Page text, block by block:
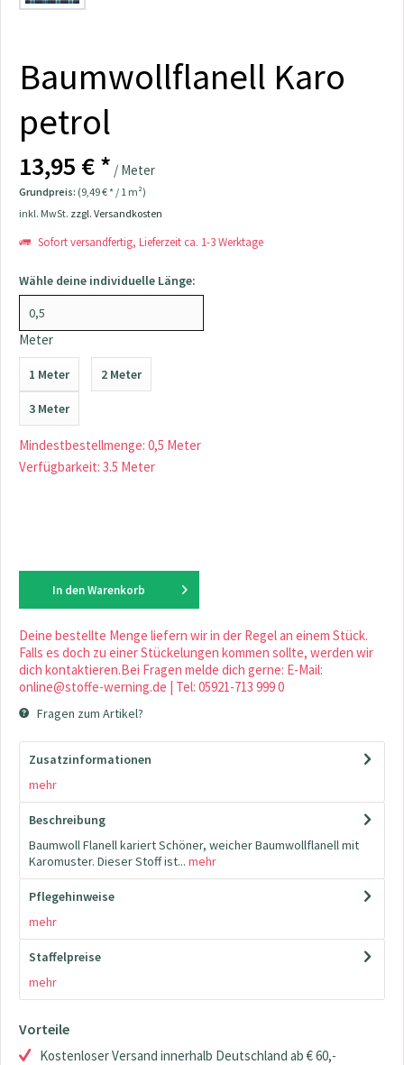
Baumwollflanell Karo
petrol
13,95 € * / Meter
Grundpreis: (9,49 € * / 1 m²)
inkl. MwSt. zzgl. Versandkosten
Sofort versandfertig, Lieferzeit ca. 1-3 Werktage
Wähle deine individuelle Länge:
Meter
1 Meter 2 Meter
3 Meter
Mindestbestellmenge: 0,5 Meter
Verfügbarkeit: 3.5 Meter
In den Warenkorb
Deine bestellte Menge liefern wir in der Regel an einem Stück.
Falls es doch zu einer Stückelungen kommen sollte, werden wir
dich kontaktieren.Bei Fragen melde dich gerne: E-Mail:
online@stoffe-werning.de | Tel: 05921-713 999 0
Fragen zum Artikel?
Zusatzinformationen
mehr
Beschreibung
Baumwoll Flanell kariert Schöner, weicher Baumwollflanell mit
Karomuster. Dieser Stoff ist... mehr
Pflegehinweise
mehr
Staffelpreise
mehr
Vorteile
Kostenloser Versand innerhalb Deutschland ab € 60,-